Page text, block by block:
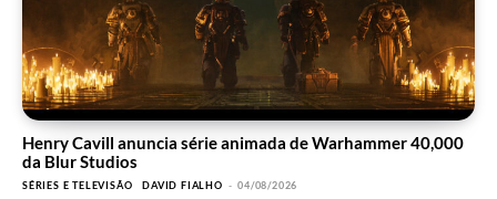
Henry Cavill anuncia série animada de Warhammer 40,000
da Blur Studios
SÉRIES E TELEVISÃO DAVID FIALHO - 04/08/2026